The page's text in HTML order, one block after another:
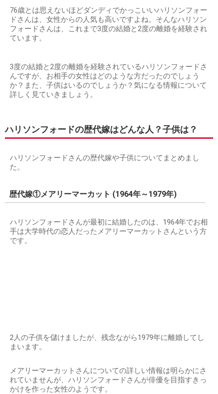
76歳とは思えないほどダンディでかっこいいハリソンフォー
ドさんは、女性からの人気も高いですよね。そんなハリソン
フォードさんは、これまで3度の結婚と2度の離婚を経験され
ています。
3度の結婚と2度の離婚を経験されているハリソンフォードさ
んですが、お相手の女性はどのような方だったのでしょう
か？また、子供はいるのでしょうか？気になる情報について
詳しく見ていきましょう。
ハリソンフォードの歴代嫁はどんな人？子供は？
ハリソンフォードさんの歴代嫁や子供についてまとめまし
た。
歴代嫁①メアリーマーカット (1964年～1979年)
ハリソンフォードさんが最初に結婚したのは、1964年でお相
手は大学時代の恋人だったメアリーマーカットさんという方
です。
2人の子供を儲けましたが、残念ながら1979年に離婚してし
まいます。
メアリーマーカットさんについての詳しい情報は明らかにさ
れていませんが、ハリソンフォードさんが俳優を目指すきっ
かけを作った女性のようです。